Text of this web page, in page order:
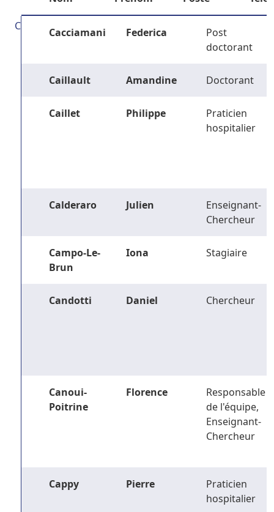
C Cacciamani Federica
Post
doctorant
Caillault Amandine Doctorant
Caillet Philippe
Praticien
hospitalier
Calderaro Julien
Enseignant-
Chercheur
Campo-Le-
Brun
Iona Stagiaire
Candotti Daniel Chercheur
Canoui-
Poitrine
Florence
Responsable
de l'équipe,
Enseignant-
Chercheur
Cappy Pierre
Praticien
hospitalier